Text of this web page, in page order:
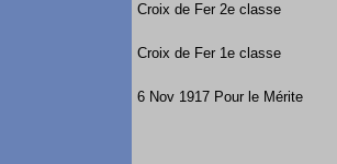
Croix de Fer 2e classe
Croix de Fer 1e classe
6 Nov 1917 Pour le Mérite